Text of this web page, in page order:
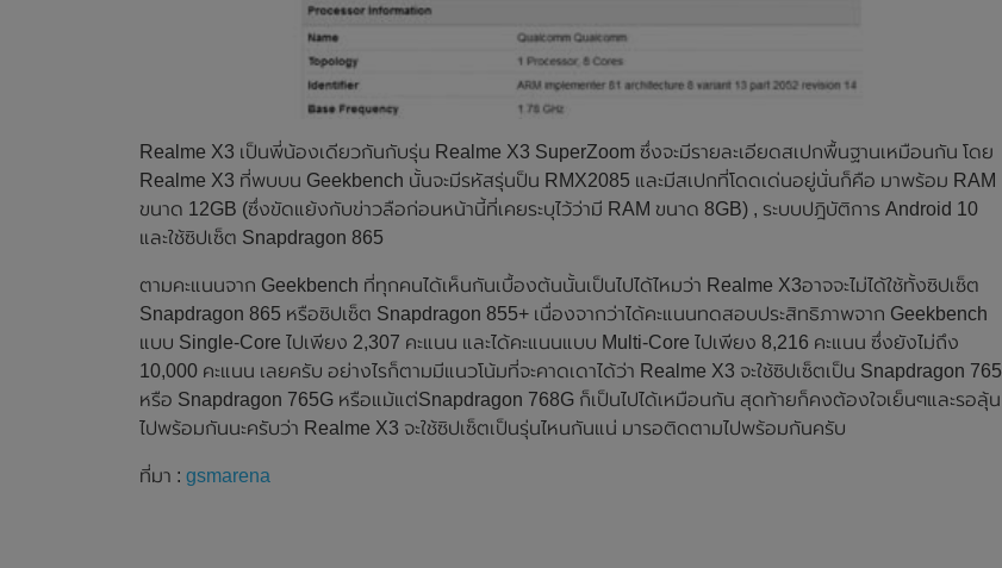
Realme X3 เป็นพี่น้องเดียวกันกับรุ่น Realme X3 SuperZoom ซึ่งจะมีรายละเอียดสเปกพื้นฐานเหมือนกัน โดย
Realme X3 ที่พบบน Geekbench นั้นจะมีรหัสรุ่นป็น RMX2085 และมีสเปกที่โดดเด่นอยู่นั่นก็คือ มาพร้อม RAM
ขนาด 12GB (ซึ่งขัดแย้งกับข่าวลือก่อนหน้านี้ที่เคยระบุไว้ว่ามี RAM ขนาด 8GB) , ระบบปฎิบัติการ Android 10
และใช้ซิปเซ็ต Snapdragon 865
ตามคะแนนจาก Geekbench ที่ทุกคนได้เห็นกันเบื้องต้นนั้นเป็นไปได้ไหมว่า Realme X3อาจจะไม่ได้ใช้ทั้งซิปเซ็ต
Snapdragon 865 หรือซิปเซ็ต Snapdragon 855+ เนื่องจากว่าได้คะแนนทดสอบประสิทธิภาพจาก Geekbench
แบบ Single-Core ไปเพียง 2,307 คะแนน และได้คะแนนแบบ Multi-Core ไปเพียง 8,216 คะแนน ซึ่งยังไม่ถึง
10,000 คะแนน เลยครับ อย่างไรก็ตามมีแนวโน้มที่จะคาดเดาได้ว่า Realme X3 จะใช้ซิปเซ็ตเป็น Snapdragon 765
หรือ Snapdragon 765G หรือแม้แต่Snapdragon 768G ก็เป็นไปได้เหมือนกัน สุดท้ายก็คงต้องใจเย็นๆและรอลุ้น
ไปพร้อมกันนะครับว่า Realme X3 จะใช้ซิปเซ็ตเป็นรุ่นไหนกันแน่ มารอติดตามไปพร้อมกันครับ
ที่มา : gsmarena